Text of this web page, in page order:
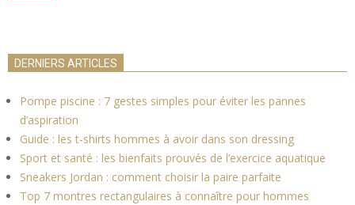
DERNIERS ARTICLES
Pompe piscine : 7 gestes simples pour éviter les pannes
d’aspiration
Guide : les t-shirts hommes à avoir dans son dressing
Sport et santé : les bienfaits prouvés de l’exercice aquatique
Sneakers Jordan : comment choisir la paire parfaite
Top 7 montres rectangulaires à connaître pour hommes